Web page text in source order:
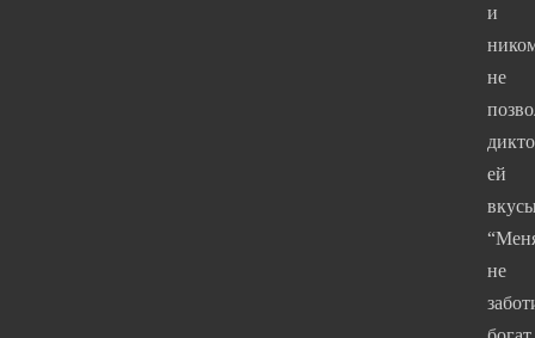
и
не
ей
не